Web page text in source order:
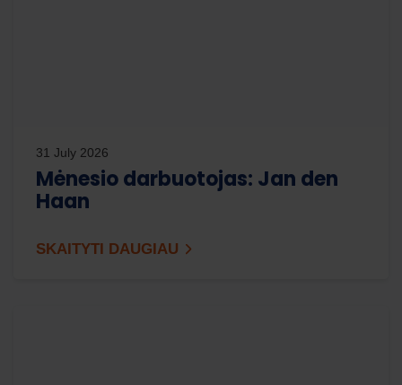
31 July 2026
Mėnesio darbuotojas: Jan den
Haan
SKAITYTI DAUGIAU